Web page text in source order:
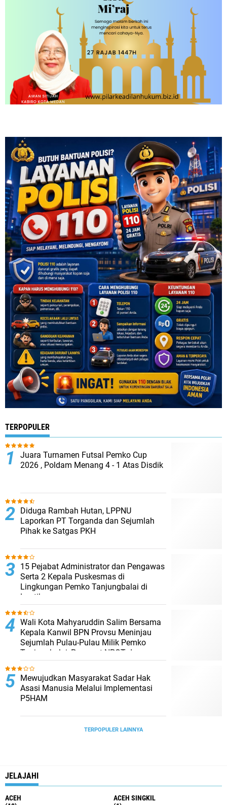
TERPOPULER
Juara Turnamen Futsal Pemko Cup
2026 , Poldam Menang 4 - 1 Atas Disdik
Diduga Rambah Hutan, LPPNU
Laporkan PT Torganda dan Sejumlah
Pihak ke Satgas PKH
15 Pejabat Administrator dan Pengawas
Serta 2 Kepala Puskesmas di
Lingkungan Pemko Tanjungbalai di
Lantik
Wali Kota Mahyaruddin Salim Bersama
Kepala Kanwil BPN Provsu Meninjau
Sejumlah Pulau-Pulau Milik Pemko
Tanjungbalai, Percepat NPGT dan
Sertifikasi Aset
Mewujudkan Masyarakat Sadar Hak
Asasi Manusia Melalui Implementasi
P5HAM
TERPOPULER LAINNYA
JELAJAHI
ACEH
ACEH SINGKIL